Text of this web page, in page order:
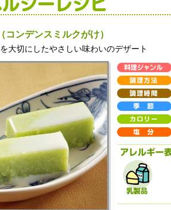
コンデンスミルクがけ）
大切にしたやさしい味わいのデザート